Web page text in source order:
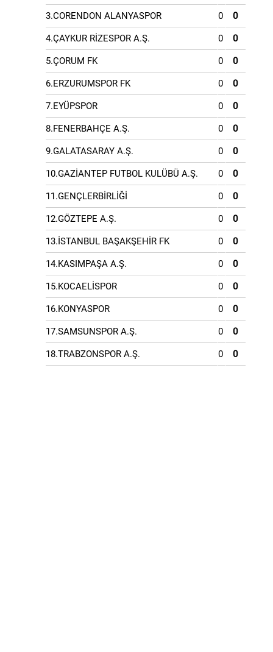
3.CORENDON ALANYASPOR 0 0
4.ÇAYKUR RİZESPOR A.Ş. 0 0
5.ÇORUM FK 0 0
6.ERZURUMSPOR FK 0 0
7.EYÜPSPOR 0 0
8.FENERBAHÇE A.Ş. 0 0
9.GALATASARAY A.Ş. 0 0
10.GAZİANTEP FUTBOL KULÜBÜ A.Ş. 0 0
11.GENÇLERBİRLİĞİ 0 0
12.GÖZTEPE A.Ş. 0 0
13.İSTANBUL BAŞAKŞEHİR FK 0 0
14.KASIMPAŞA A.Ş. 0 0
15.KOCAELİSPOR 0 0
16.KONYASPOR 0 0
17.SAMSUNSPOR A.Ş. 0 0
18.TRABZONSPOR A.Ş. 0 0